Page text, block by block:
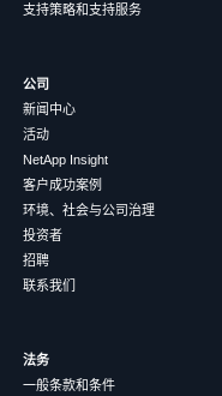
支持策略和支持服务
公司
新闻中心
活动
NetApp Insight
客户成功案例
环境、社会与公司治理
投资者
招聘
联系我们
法务
一般条款和条件